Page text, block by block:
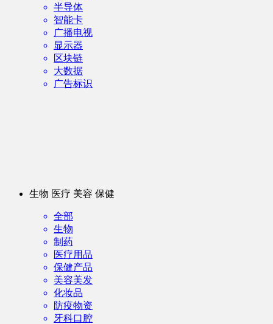
半导体
智能卡
广播电视
显示器
区块链
大数据
广告标识
生物 医疗 美容 保健
全部
生物
制药
医疗用品
保健产品
美容美发
化妆品
防疫物资
牙科口腔